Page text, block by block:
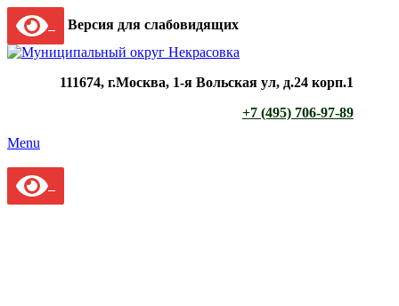
Версия для слабовидящих
111674, г.Москва, 1-я Вольская ул, д.24 корп.1
+7 (495) 706-97-89
Menu